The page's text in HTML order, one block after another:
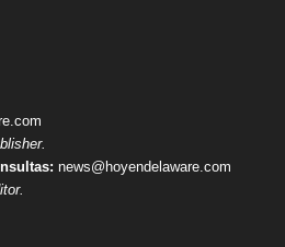
news@hoyendelaware.com